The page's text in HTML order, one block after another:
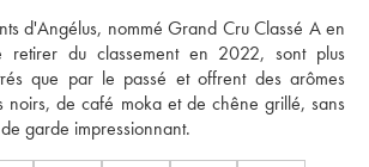
d'Angélus, nommé Grand Cru Classé A en
retirer du classement en 2022, sont plus
que par le passé et offrent des arômes
noirs, de café moka et de chêne grillé, sans
garde impressionnant.